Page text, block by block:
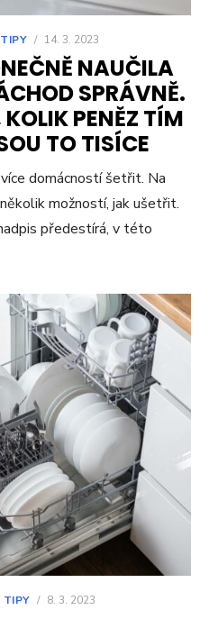
TIPY / 14. 3. 2023
NAUČILA
SPRÁVNĚ.
PENĚZ TÍM
TO TISÍCE
domácností šetřit. Na
možností, jak ušetřit.
předestírá, v této
TIPY / 8. 3. 2023